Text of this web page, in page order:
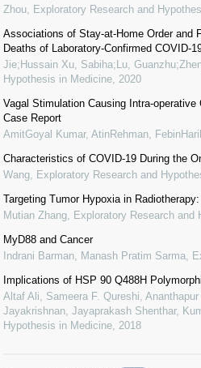
Zhou Exploratory Research and
Associations of Stay-at-Home Order and
Deaths of Laboratory-Confirmed COVID-
Jie;Hussain Xu, Sabiha;Lu,
Hypothesis in Medicine 2020
Vagal Stimulation Causing Intra-
Case Report
AmitGoyal Kumar, AtinRehman,
Characteristics of COVID-19 During the
Wang Exploratory Research and
Targeting Tumor Hypoxia in
Mutian Zhang Exploratory Research and
MyD88 and Cancer
Indrani Barman, Manash Pratim Sarma
Implications of HSP 90 Q488H
Altaf Ali, Sameera F. Qureshi,
Jayakrishnan, Jayaprakash Shenthar,
Hypothesis in Medicine 2018